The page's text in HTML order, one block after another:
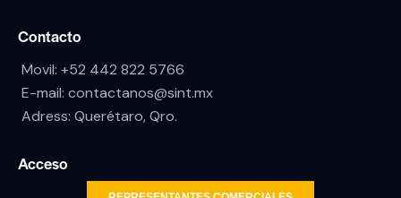
Contacto
Movil: +52 442 822 5766
E-mail: contactanos@sint.mx
Adress: Querétaro, Qro.
Acceso